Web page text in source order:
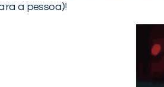
a pessoa)!